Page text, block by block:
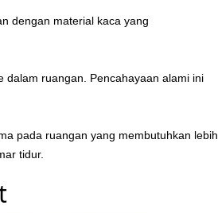
dengan material kaca yang
dalam ruangan. Pencahayaan alami ini
pada ruangan yang membutuhkan lebih
tidur.